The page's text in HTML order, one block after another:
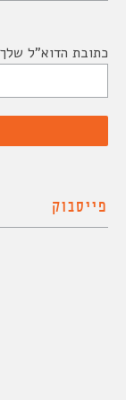
כתובת הדוא"ל
פייסבוק